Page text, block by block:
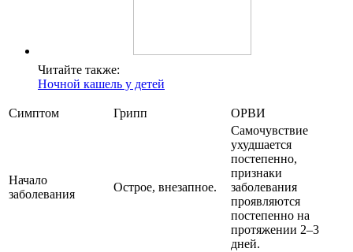
Читайте также:
Ночной кашель у детей
Симптом Грипп ОРВИ
Начало
заболевания
Острое, внезапное.
Самочувствие
ухудшается
постепенно,
признаки
заболевания
проявляются
постепенно на
протяжении 2–3
дней.